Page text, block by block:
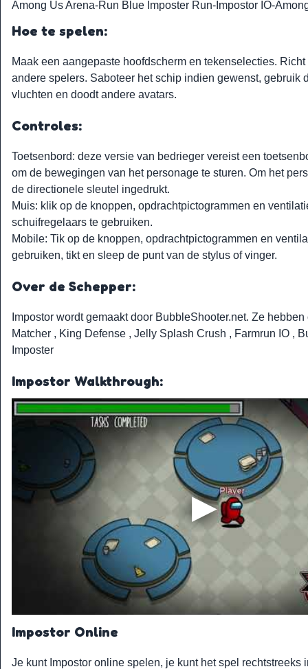
Among Us Arena-Run Blue Imposter Run- Impostor IO-
Hoe te spelen:
Maak een aangepaste hoofdscherm en tekenselecties.
andere spelers. Saboteer het schip indien gewenst, gebruik
vluchten en doodt andere avatars.
Controles:
Toetsenbord: deze versie van bedrieger vereist een
om de bewegingen van het personage te sturen. Om het
de directionele sleutel ingedrukt.
Muis: klik op de knoppen, opdrachtpictogrammen en
schuifregelaars te gebruiken.
Mobile: Tik op de knoppen, opdrachtpictogrammen en
gebruiken, tikt en sleep de punt van de stylus of vinger.
Over de Schepper:
Impostor wordt gemaakt door BubbleShooter.net. Ze
Matcher , King Defense , Jelly Splash Crush , Farmrun IO ,
Imposter
Impostor Walkthrough:
Impostor Online
Je kunt Impostor online spelen, je kunt het spel